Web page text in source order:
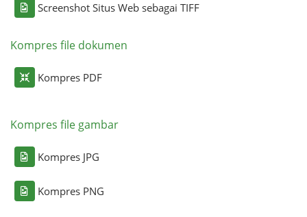
Screenshot Situs Web sebagai TIFF
Kompres file dokumen
Kompres PDF
Kompres file gambar
Kompres JPG
Kompres PNG